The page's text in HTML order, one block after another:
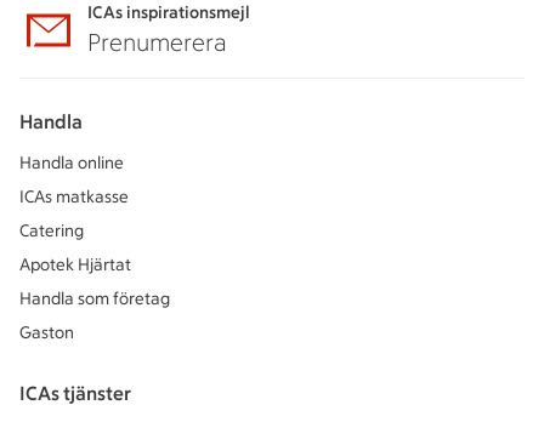
ICAs inspirationsmejl
Prenumerera
Handla
Handla online
ICAs matkasse
Catering
Apotek Hjärtat
Handla som företag
Gaston
ICAs tjänster